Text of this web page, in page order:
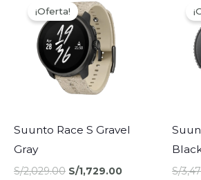
¡Oferta!
¡Oferta!
Suunto Race S Gravel
Gray
S/2,029.00
precio
original
era:
S/2,029.00.
S/1,729.00 S/